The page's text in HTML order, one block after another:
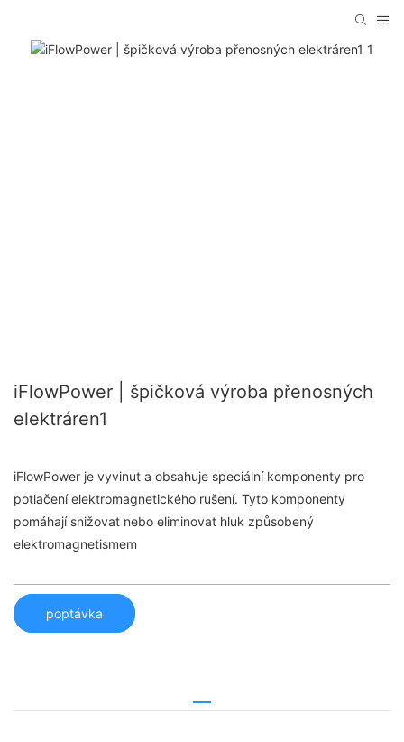
iFlowPower | špičková výroba přenosných
elektráren1
iFlowPower je vyvinut a obsahuje speciální komponenty pro
potlačení elektromagnetického rušení. Tyto komponenty
pomáhají snižovat nebo eliminovat hluk způsobený
elektromagnetismem
poptávka